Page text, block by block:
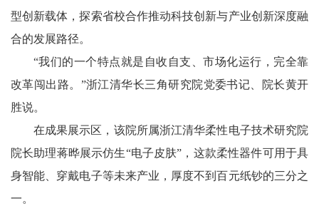
型创新载体，探索省校合作推动科技创新与产业创新深度融
合的发展路径。
“我们的一个特点就是自收自支、市场化运行，完全靠
改革闯出路。”浙江清华长三角研究院党委书记、院长黄开
胜说。
在成果展示区，该院所属浙江清华柔性电子技术研究院
院长助理蒋晔展示仿生“电子皮肤”，这款柔性器件可用于具
身智能、穿戴电子等未来产业，厚度不到百元纸钞的三分之
一。